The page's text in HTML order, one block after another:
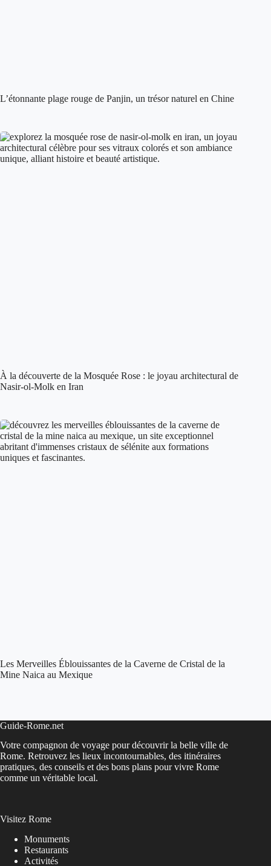
L’étonnante plage rouge de Panjin, un trésor naturel en Chine
À la découverte de la Mosquée Rose : le joyau architectural de
Nasir-ol-Molk en Iran
Les Merveilles Éblouissantes de la Caverne de Cristal de la
Mine Naica au Mexique
Guide-Rome.net
Votre compagnon de voyage pour découvrir la belle ville de
Rome. Retrouvez les lieux incontournables, des itinéraires
pratiques, des conseils et des bons plans pour vivre Rome
comme un véritable local.
Visitez Rome
Monuments
Restaurants
Activités